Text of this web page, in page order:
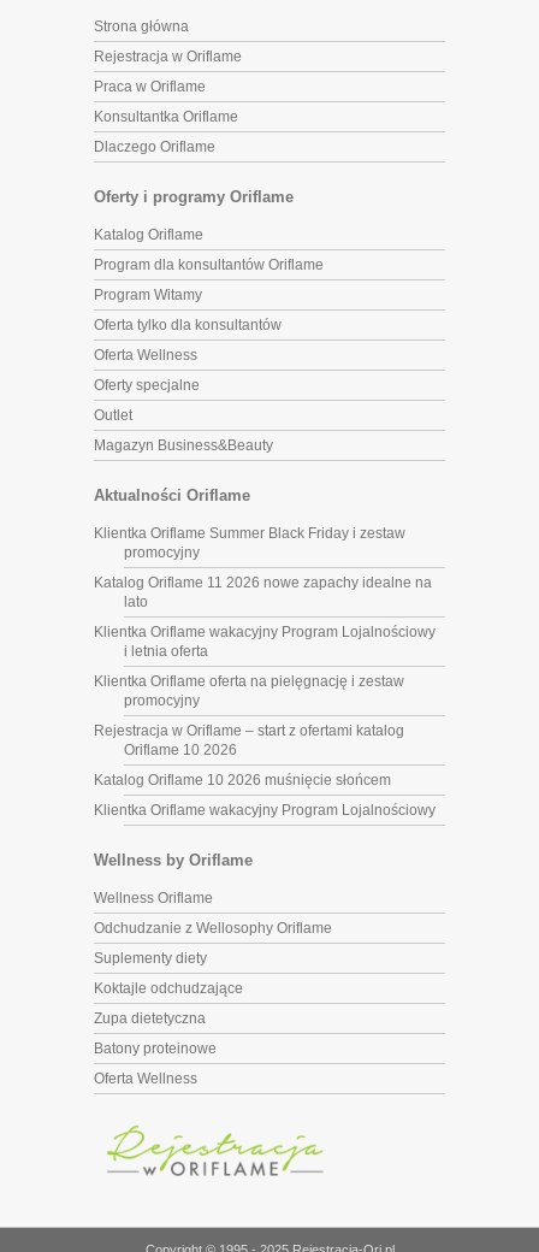
Strona główna
Rejestracja w Oriflame
Praca w Oriflame
Konsultantka Oriflame
Dlaczego Oriflame
Oferty i programy Oriflame
Katalog Oriflame
Program dla konsultantów Oriflame
Program Witamy
Oferta tylko dla konsultantów
Oferta Wellness
Oferty specjalne
Outlet
Magazyn Business&Beauty
Aktualności Oriflame
Klientka Oriflame Summer Black Friday i zestaw
promocyjny
Katalog Oriflame 11 2026 nowe zapachy idealne na
lato
Klientka Oriflame wakacyjny Program Lojalnościowy
i letnia oferta
Klientka Oriflame oferta na pielęgnację i zestaw
promocyjny
Rejestracja w Oriflame – start z ofertami katalog
Oriflame 10 2026
Katalog Oriflame 10 2026 muśnięcie słońcem
Klientka Oriflame wakacyjny Program Lojalnościowy
Wellness by Oriflame
Wellness Oriflame
Odchudzanie z Wellosophy Oriflame
Suplementy diety
Koktajle odchudzające
Zupa dietetyczna
Batony proteinowe
Oferta Wellness